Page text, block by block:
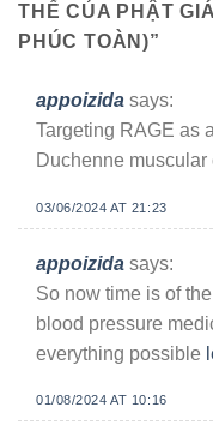
THẾ CỦA PHẬT
PHÚC TOÀN)”
appoizida says:
Targeting RAGE as
Duchenne muscular
03/06/2024 AT 21:23
appoizida says:
So now time is of
blood pressure
everything possible
01/08/2024 AT 10:16